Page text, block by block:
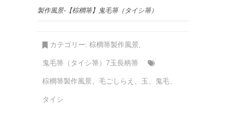
製作風景-【棕櫚箒】鬼毛箒（タイシ箒）
カテゴリー: 棕櫚箒製作風景
鬼毛箒（タイシ箒）7玉長柄箒
棕櫚箒製作風景 毛ごしらえ 玉 鬼毛
タイシ